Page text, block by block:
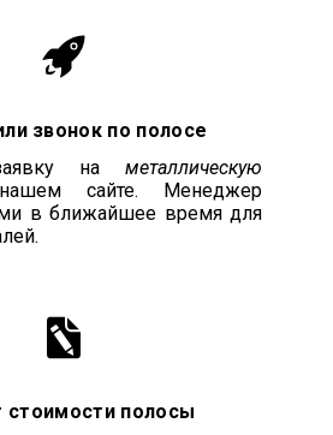
звонок по полосе
на металлическую
сайте. Менеджер
в ближайшее время для
стоимости полосы